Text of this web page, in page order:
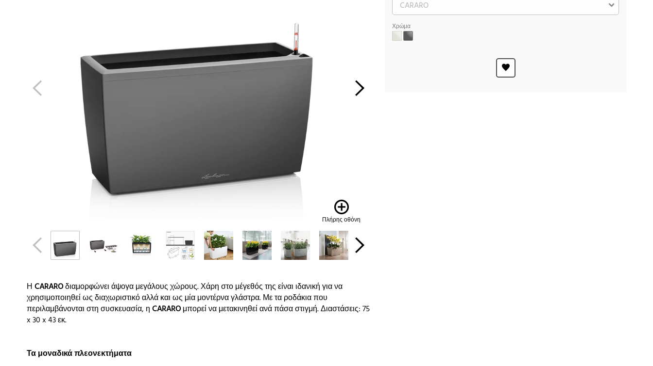
Πλήρης οθόνη
Χρώμα
ΗCARAROδιαμορφώνει άψογα μεγάλους χώρους. Χάρη στο μέγεθός της είναι ιδανική για να
χρησιμοποιηθεί ως διαχωριστικό αλλά και ως μία μοντέρνα γλάστρα. Με τα ροδάκια που
περιλαμβάνονται στη συσκευασία, ηCARAROμπορεί να μετακινηθεί ανά πάσα στιγμή. Διαστάσεις: 75
x 30 x 43 εκ.
Τα μοναδικά πλεονεκτήματα